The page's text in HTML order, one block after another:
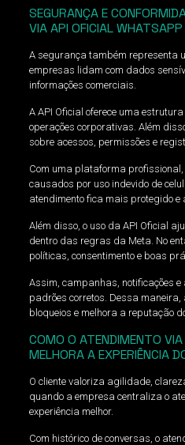
SEGURANÇA E
VIA API OFICIAL WHATSAPP
A segurança também representa
empresas lidam com dados
informações comerciais.
A API Oficial oferece uma
operações corporativas. Além
sobre acessos, permissões e
Com uma plataforma
causados por uso indevido de
atendimento fica mais protegido e
Além disso, o uso da API Oficial
dentro das regras da Meta. No
políticas, consentimento e boas
Assim, campanhas, notificações
padrões corretos. Dessa
bloqueios e melhora a reputação
COMO O ATENDIMENTO
MELHORA A EXPERIÊNCIA
O cliente valoriza agilidade,
quando a empresa centraliza o
experiência melhor.
Com histórico de conversas, o